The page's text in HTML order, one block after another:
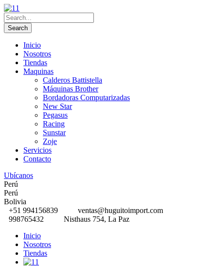
Inicio
Nosotros
Tiendas
Maquinas
Calderos Battistella
Máquinas Brother
Bordadoras Computarizadas
New Star
Pegasus
Racing
Sunstar
Zoje
Servicios
Contacto
Ubícanos
Perú
Perú
Bolivia
+51 994156839
ventas@huguitoimport.com
998765432
Nisthaus 754, La Paz
Inicio
Nosotros
Tiendas